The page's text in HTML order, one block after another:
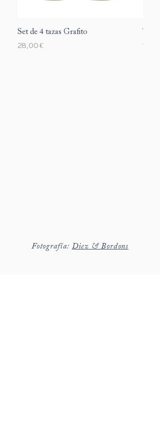
Set de 4 tazas Grafito
Precio
28,00 €
Taza
Precio
12,00
Fotografía: Diez & Bordons